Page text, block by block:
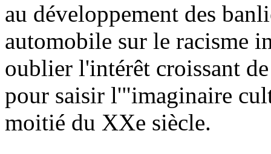
au développement des
automobile sur le racisme
oublier l'intérêt croissant
pour saisir l'"imaginaire
moitié du XXe siècle.